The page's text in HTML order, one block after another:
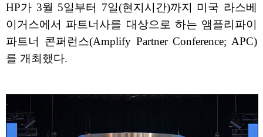
HP가 3월 5일부터 7일(현지시간)까지 미국 라스베
이거스에서 파트너사를 대상으로 하는 앰플리파이
파트너 콘퍼런스(Amplify Partner Conference; APC)
를 개최했다.